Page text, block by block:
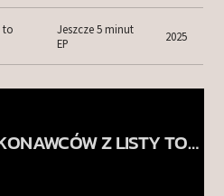
to
Jeszcze 5 minut
EP
2025
Z LISTY TOP